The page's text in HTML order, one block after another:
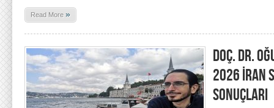
Read More »
DOÇ. DR.
2026 İRAN
SONUÇLARI